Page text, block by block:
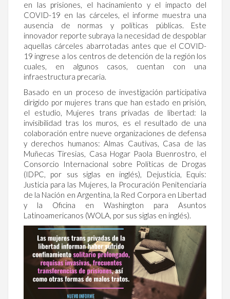
en las prisiones, el hacinamiento y el impacto del
COVID-19 en las cárceles, el informe muestra una
ausencia de normas y políticas públicas. Este
innovador reporte subraya la necesidad de despoblar
aquellas cárceles abarrotadas antes que el COVID-
19 ingrese a los centros de detención de la región los
cuales, en algunos casos, cuentan con una
infraestructura precaria.
Basado en un proceso de investigación participativa
dirigido por mujeres trans que han estado en prisión,
el estudio, Mujeres trans privadas de libertad: la
invisibilidad tras los muros, es el resultado de una
colaboración entre nueve organizaciones de defensa
y derechos humanos: Almas Cautivas, Casa de las
Muñecas Tiresias, Casa Hogar Paola Buenrostro, el
Consorcio Internacional sobre Políticas de Drogas
(IDPC, por sus siglas en inglés), Dejusticia, Equis:
Justicia para las Mujeres, la Procuración Penitenciaria
de la Nación en Argentina, la Red Corpora en Libertad
y la Oficina en Washington para Asuntos
Latinoamericanos (WOLA, por sus siglas en inglés).